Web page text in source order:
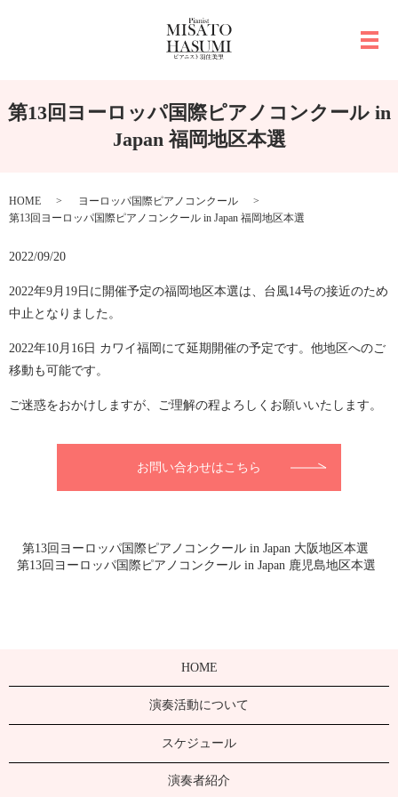
メ
第13回ヨーロッパ国際ピアノコンクール in
Japan 福岡地区本選
HOME
ヨーロッパ国際ピアノコンクール
第13回ヨーロッパ国際ピアノコンクール in Japan 福岡地区本選
2022/09/20
2022年9月19日に開催予定の福岡地区本選は、台風14号の接近のため
中止となりました。
2022年10月16日 カワイ福岡にて延期開催の予定です。他地区へのご
移動も可能です。
ご迷惑をおかけしますが、ご理解の程よろしくお願いいたします。
お問い合わせはこちら
第13回ヨーロッパ国際ピアノコンクール in Japan 大阪地区本選
第13回ヨーロッパ国際ピアノコンクール in Japan 鹿児島地区本選
HOME
演奏活動について
スケジュール
演奏者紹介